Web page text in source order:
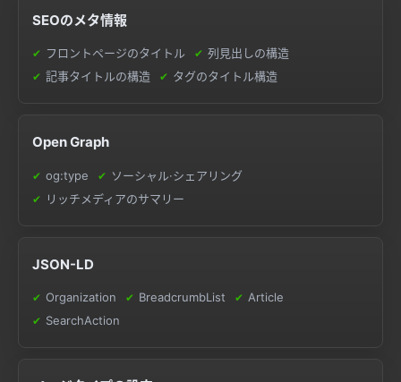
SEOのメタ情報
フロントページのタイトル
列見出しの構造
記事タイトルの構造
タグのタイトル構造
Open Graph
og:type
ソーシャル·シェアリング
リッチメディアのサマリー
JSON-LD
Organization BreadcrumbList
Article
SearchAction